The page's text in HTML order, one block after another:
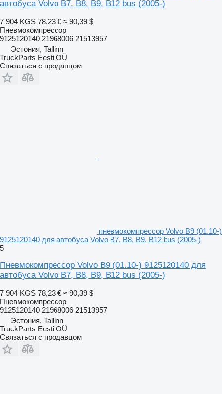
автобуса Volvo B7, B8, B9, B12 bus (2005-)
7 904 KGS 78,23 € ≈ 90,39 $
Пневмокомпрессор
9125120140 21968006 21513957
Эстония, Tallinn
TruckParts Eesti OÜ
Связаться с продавцом
пневмокомпрессор Volvo B9 (01.10-)
9125120140 для автобуса Volvo B7, B8, B9, B12 bus (2005-)
5
Пневмокомпрессор Volvo B9 (01.10-) 9125120140 для
автобуса Volvo B7, B8, B9, B12 bus (2005-)
7 904 KGS 78,23 € ≈ 90,39 $
Пневмокомпрессор
9125120140 21968006 21513957
Эстония, Tallinn
TruckParts Eesti OÜ
Связаться с продавцом